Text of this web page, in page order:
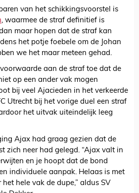
van het schikkingsvoorstel is
, waarmee de straf definitief is
maar hopen dat de straf kan
het potje foebele om de Johan
we het maar meteen gehad.
aan de straf toe dat de
op een ander vak mogen
bij veel Ajacieden in het verkeerde
Utrecht bij het vorige duel een straf
het uitvak uiteindelijk leeg
Ajax had graag gezien dat de
zich neer had gelegd. “Ajax valt in
en je hoopt dat de bond
individuele aanpak. Helaas is met
hele vak de dupe,” aldus SV